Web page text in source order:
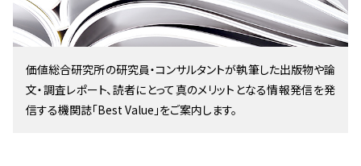
価値総合研究所の研究員・コンサルタントが執筆した出版物や論
文・調査レポート、読者にとって真のメリットとなる情報発信を発
信する機関誌「Best Value」をご案内します。